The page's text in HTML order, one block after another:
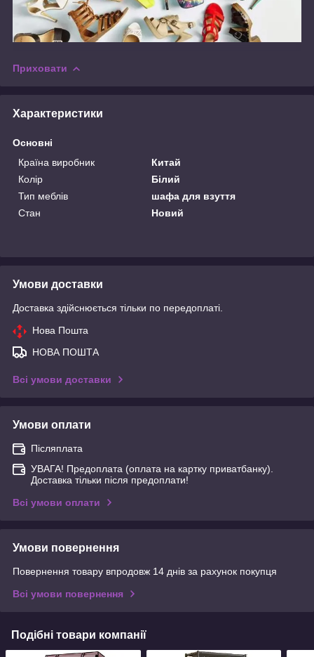
Приховати
Характеристики
Основні
Країна виробник
Китай
Колір
Білий
Тип меблів
шафа для взуття
Стан
Новий
Умови доставки
Доставка здійснюється тільки по передоплаті.
Нова Пошта
НОВА ПОШТА
Всі умови доставки
Умови оплати
Післяплата
УВАГА! Предоплата (оплата на картку приватбанку).
Доставка тільки після предоплати!
Всі умови оплати
Умови повернення
Повернення товару впродовж 14 днів за рахунок покупця
Всі умови повернення
Подібні товари компанії